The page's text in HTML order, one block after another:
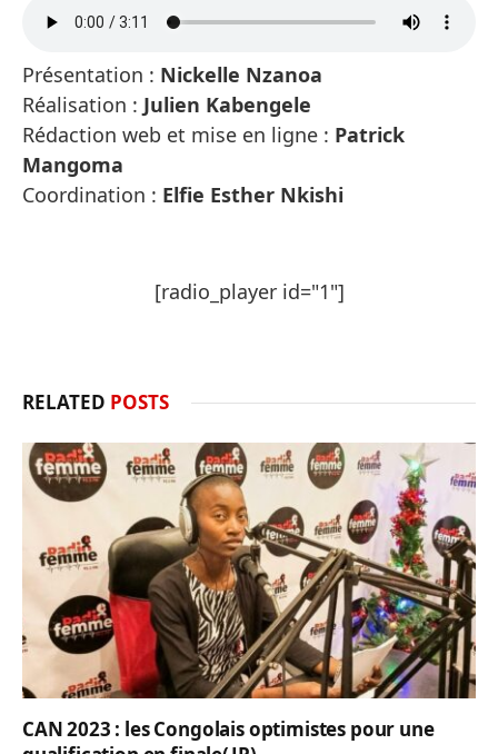
Présentation : Nickelle Nzanoa
Réalisation : Julien Kabengele
Rédaction web et mise en ligne : Patrick
Mangoma
Coordination : Elfie Esther Nkishi
[radio_player id="1"]
RELATED POSTS
CAN 2023 : les Congolais optimistes pour une